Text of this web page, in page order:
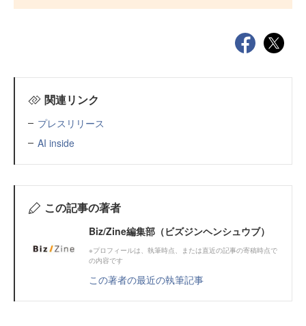
関連リンク
プレスリリース
AI inside
この記事の著者
Biz/Zine編集部（ビズジンヘンシュウブ）
※プロフィールは、執筆時点、または直近の記事の寄稿時点で
の内容です
この著者の最近の執筆記事